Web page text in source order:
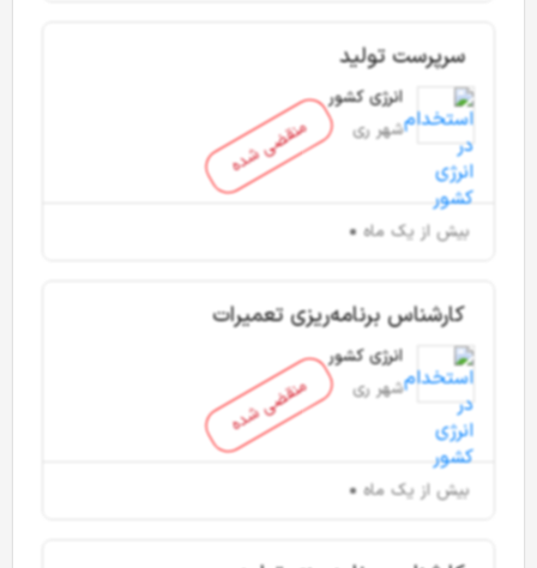
منقضی شده
سرپرست تولید
انرژی کشور
شهر ری
بیش از یک ماه
منقضی شده
کارشناس برنامه‌ریزی تعمیرات
انرژی کشور
شهر ری
بیش از یک ماه